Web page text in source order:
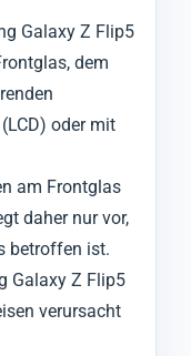
Galaxy Z Flip5
dem
oder mit
am Frontglas
daher nur vor,
betroffen ist.
Galaxy Z Flip5
verursacht